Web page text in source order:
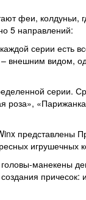
феи, колдуньи,
5 направлений:
серии есть
– внешним видом,
серии.
роза»,
представлены
игрушечных
манекены
причесок: